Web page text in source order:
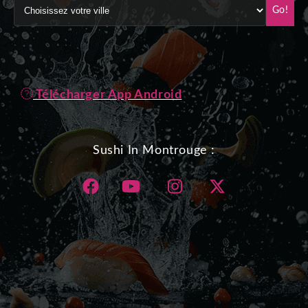
Go!
Télécharger App Android
Sushi In Montrouge :